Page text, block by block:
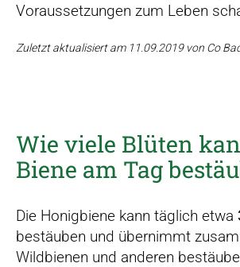
Voraussetzungen zum Leben
Zuletzt aktualisiert am 11.09.2019 von Co
Wie viele Blüten
Biene am Tag
Die Honigbiene kann täglich etwa
bestäuben und übernimmt
Wildbienen und anderen